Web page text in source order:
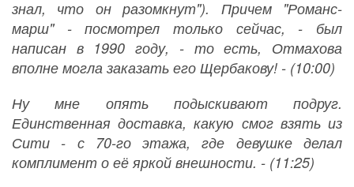
знал, что он разомкнут"). Причем "Романс-
марш" - посмотрел только сейчас, - был
написан в 1990 году, - то есть, Отмахова
вполне могла заказать его Щербакову! - (10:00)
Ну мне опять подыскивают подруг.
Единственная доставка, какую смог взять из
Сити - с 70-го этажа, где девушке делал
комплимент о её яркой внешности. - (11:25)